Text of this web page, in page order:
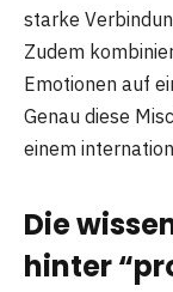
starke
Zudem
Emotionen auf
Genau diese
einem
Die
hinter